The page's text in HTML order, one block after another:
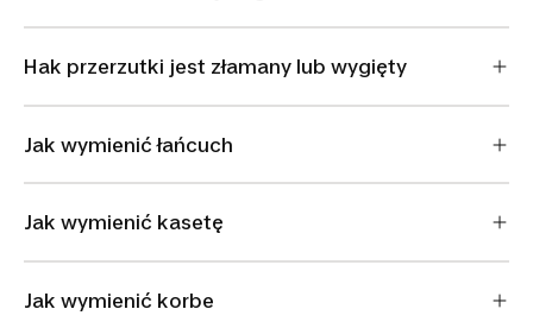
Hak przerzutki jest złamany lub wygięty
Jak wymienić łańcuch
Jak wymienić kasetę
Jak wymienić korbe